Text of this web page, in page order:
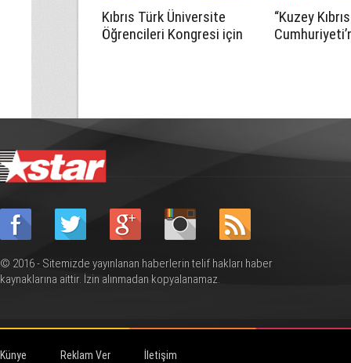
Kıbrıs Türk Üniversite
Öğrencileri Kongresi için
“Kuzey
© 2016 - Sitemizde yayınlanan haberlerin telif hakları haber
kaynaklarına aittir. İzin alınmadan kopyalanamaz.
Künye Reklam Ver İletişim